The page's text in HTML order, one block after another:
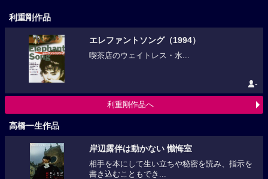
利重剛作品
エレファントソング（1994）
喫茶店のウェイトレス・水...
-
利重剛作品へ
高橋一生作品
岸辺露伴は動かない 懺悔室
相手を本にして生い立ちや秘密を読み、指示を
書き込むこともでき...